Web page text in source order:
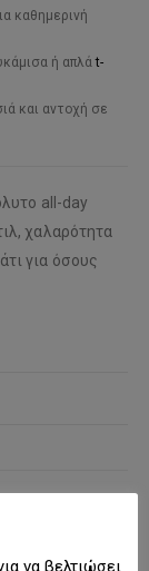
καθημερινή
ή απλάt-
και αντοχή σε
all-day
χαλαρότητα
για όσους
να βελτιώσει